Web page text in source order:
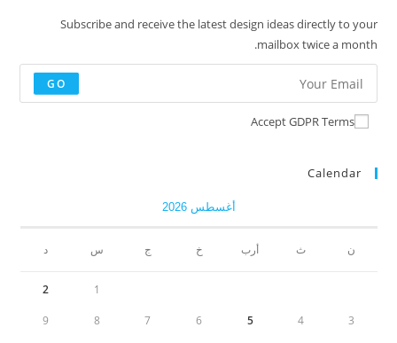
Subscribe and receive the latest design ideas directly to your
mailbox twice a month.
GO
Accept GDPR Terms
Calendar
أغسطس 2026
ن ث أرب خ ج س د
1
2
3
4
5
6
7
8
9